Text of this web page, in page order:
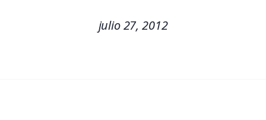
julio 27, 2012